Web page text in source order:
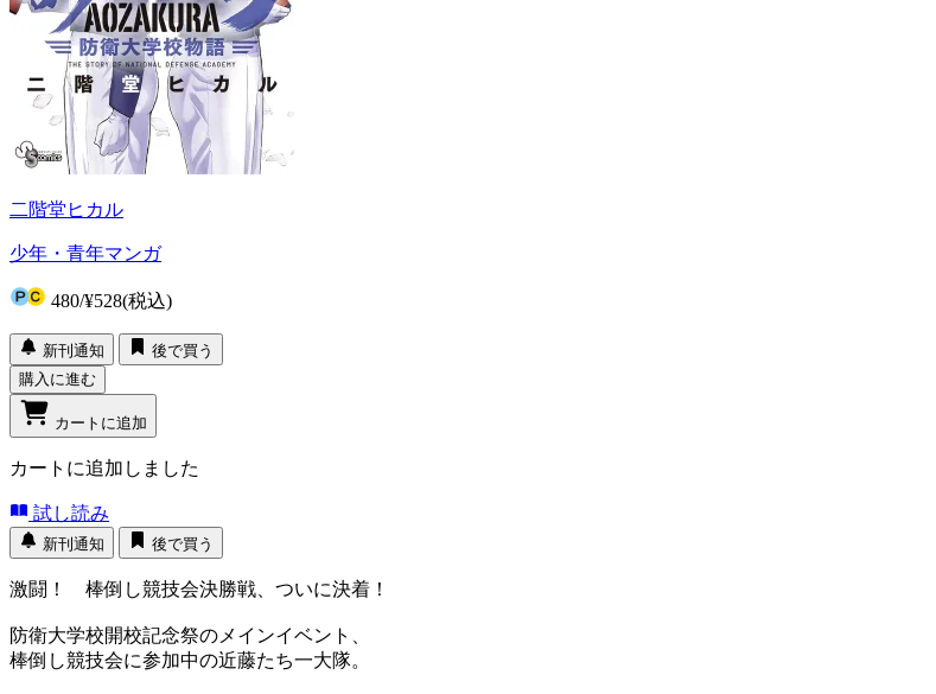
二階堂ヒカル
少年・青年マンガ
480/¥528(税込)
新刊通知
後で買う
購入に進む
カートに追加
カートに追加しました
試し読み
新刊通知 後で買う
激闘！ 棒倒し競技会決勝戦、ついに決着！
防衛大学校開校記念祭のメインイベント、
棒倒し競技会に参加中の近藤たち一大隊。